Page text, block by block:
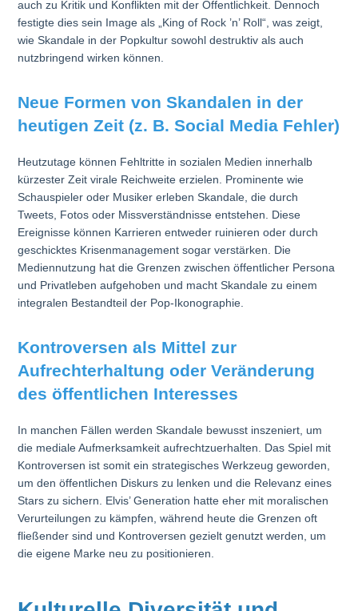
auch zu Kritik und Konflikten mit der Öffentlichkeit. Dennoch
festigte dies sein Image als „King of Rock ’n’ Roll“, was zeigt,
wie Skandale in der Popkultur sowohl destruktiv als auch
nutzbringend wirken können.
Neue Formen von Skandalen in der
heutigen Zeit (z. B. Social Media Fehler)
Heutzutage können Fehltritte in sozialen Medien innerhalb
kürzester Zeit virale Reichweite erzielen. Prominente wie
Schauspieler oder Musiker erleben Skandale, die durch
Tweets, Fotos oder Missverständnisse entstehen. Diese
Ereignisse können Karrieren entweder ruinieren oder durch
geschicktes Krisenmanagement sogar verstärken. Die
Mediennutzung hat die Grenzen zwischen öffentlicher Persona
und Privatleben aufgehoben und macht Skandale zu einem
integralen Bestandteil der Pop-Ikonographie.
Kontroversen als Mittel zur
Aufrechterhaltung oder Veränderung
des öffentlichen Interesses
In manchen Fällen werden Skandale bewusst inszeniert, um
die mediale Aufmerksamkeit aufrechtzuerhalten. Das Spiel mit
Kontroversen ist somit ein strategisches Werkzeug geworden,
um den öffentlichen Diskurs zu lenken und die Relevanz eines
Stars zu sichern. Elvis’ Generation hatte eher mit moralischen
Verurteilungen zu kämpfen, während heute die Grenzen oft
fließender sind und Kontroversen gezielt genutzt werden, um
die eigene Marke neu zu positionieren.